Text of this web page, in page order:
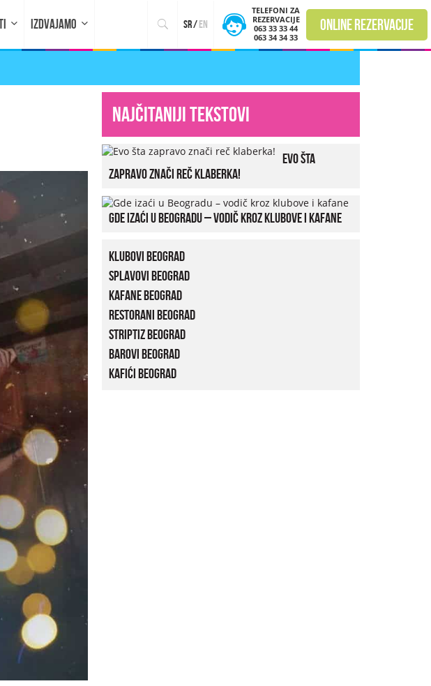
IZDVAJAMO sr/en
TELEFONI ZA
REZERVACIJE
063 33 33 44
063 34 34 33
online rezervacije
Najčitaniji tekstovi
Evo šta
zapravo znači reč klaberka!
Gde izaći u Beogradu – vodič kroz klubove i kafane
Klubovi Beograd
Splavovi Beograd
Kafane Beograd
Restorani Beograd
Striptiz Beograd
Barovi Beograd
Kafići Beograd